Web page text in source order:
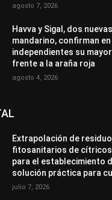
agosto 7, 2026
Havva y Sigal, dos
mandarino, confirman
independientes su
frente a la araña roja
agosto 4, 2026
Extrapolación de
fitosanitarios de cítricos
para el establecimiento
solución práctica para
julio 7, 2026